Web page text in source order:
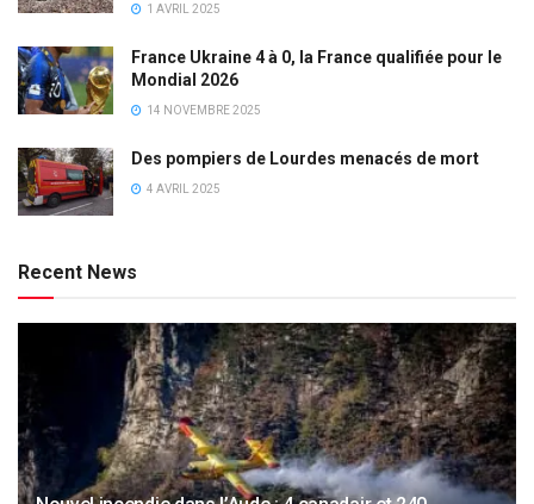
1 AVRIL 2025
France Ukraine 4 à 0, la France qualifiée pour le
Mondial 2026
14 NOVEMBRE 2025
Des pompiers de Lourdes menacés de mort
4 AVRIL 2025
Recent News